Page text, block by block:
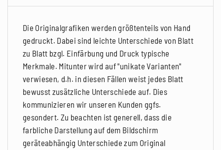
Die Originalgrafiken werden größtenteils von Hand
gedruckt. Dabei sind leichte Unterschiede von Blatt
zu Blatt bzgl. Einfärbung und Druck typische
Merkmale. Mitunter wird auf "unikate Varianten"
verwiesen, d.h. in diesen Fällen weist jedes Blatt
bewusst zusätzliche Unterschiede auf. Dies
kommunizieren wir unseren Kunden ggfs.
gesondert. Zu beachten ist generell, dass die
farbliche Darstellung auf dem Bildschirm
geräteabhängig Unterschiede zum Original